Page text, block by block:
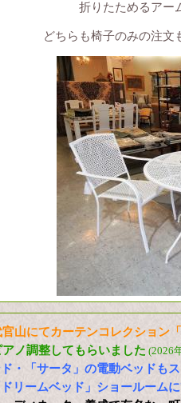
折りたためるアー
どちらも椅子のみの注文
山にてカーテンコレクション
アノ調整してもらいました (2026
・「サータ」の電動ベッドも
リームベッド」ショールーム